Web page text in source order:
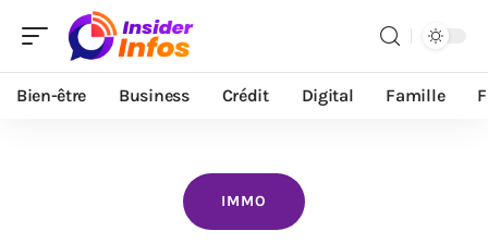
Bien-être Business Crédit Digital Famille
IMMO